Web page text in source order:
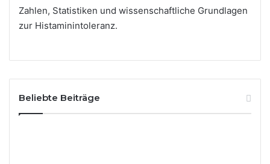
Zahlen, Statistiken und wissenschaftliche Grundlagen
zur Histaminintoleranz.
Beliebte Beiträge